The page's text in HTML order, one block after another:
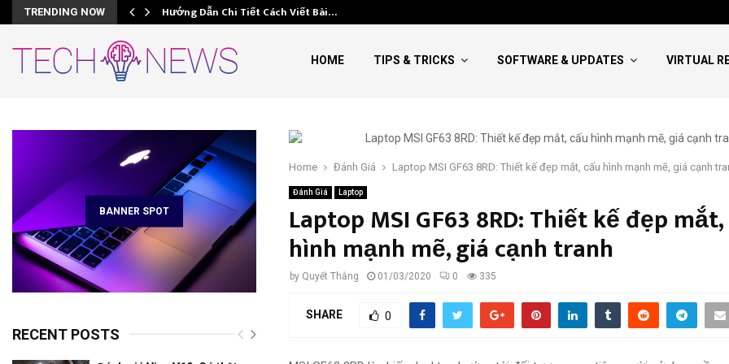
TRENDING NOW Hướng Dẫn Chi Tiết Cách Viết Bài…
HOME TIPS & TRICKS SOFTWARE & UPDATES VIRTUAL
Home Đánh Giá Laptop MSI GF63 8RD: Thiết kế đẹp mắt, cấu hình mạnh mẽ, giá cạnh
Đánh Giá Laptop
Laptop MSI GF63 8RD: Thiết kế đẹp
hình mạnh mẽ, giá cạnh tranh
by Quyết Thắng 01/03/2020 0 335
SHARE 0
BANNER SPOT
RECENT POSTS